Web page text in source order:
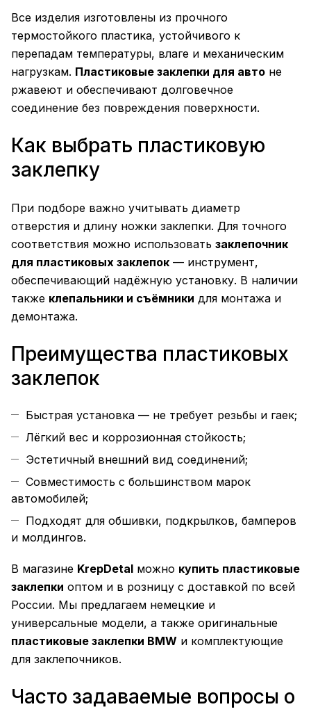
Все изделия изготовлены из прочного
термостойкого пластика, устойчивого к
перепадам температуры, влаге и механическим
нагрузкам. Пластиковые заклепки для авто не
ржавеют и обеспечивают долговечное
соединение без повреждения поверхности.
Как выбрать пластиковую
заклепку
При подборе важно учитывать диаметр
отверстия и длину ножки заклепки. Для точного
соответствия можно использовать заклепочник
для пластиковых заклепок — инструмент,
обеспечивающий надёжную установку. В наличии
также клепальники и съёмники для монтажа и
демонтажа.
Преимущества пластиковых
заклепок
Быстрая установка — не требует резьбы и гаек;
Лёгкий вес и коррозионная стойкость;
Эстетичный внешний вид соединений;
Совместимость с большинством марок
автомобилей;
Подходят для обшивки, подкрылков, бамперов
и молдингов.
В магазине KrepDetal можно купить пластиковые
заклепки оптом и в розницу с доставкой по всей
России. Мы предлагаем немецкие и
универсальные модели, а также оригинальные
пластиковые заклепки BMW и комплектующие
для заклепочников.
Часто задаваемые вопросы о